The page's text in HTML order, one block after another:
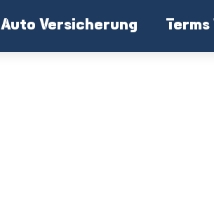
Auto Versicherung